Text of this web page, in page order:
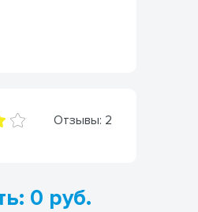
Отзывы: 2
0 руб.